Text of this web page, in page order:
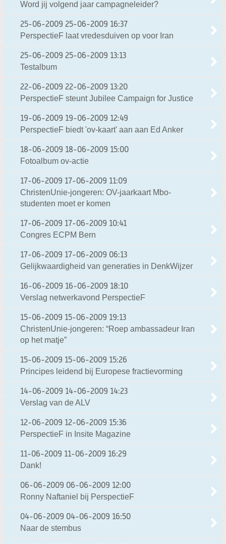
Word jij volgend jaar campagneleider?
25-06-2009 25-06-2009 16:37
PerspectieF laat vredesduiven op voor Iran
25-06-2009 25-06-2009 13:13
Testalbum
22-06-2009 22-06-2009 13:20
PerspectieF steunt Jubilee Campaign for Justice
19-06-2009 19-06-2009 12:49
PerspectieF biedt 'ov-kaart' aan aan Ed Anker
18-06-2009 18-06-2009 15:00
Fotoalbum ov-actie
17-06-2009 17-06-2009 11:09
ChristenUnie-jongeren: OV-jaarkaart Mbo-
studenten moet er komen
17-06-2009 17-06-2009 10:41
Congres ECPM Bern
17-06-2009 17-06-2009 06:13
Gelijkwaardigheid van generaties in DenkWijzer
16-06-2009 16-06-2009 18:10
Verslag netwerkavond PerspectieF
15-06-2009 15-06-2009 19:13
ChristenUnie-jongeren: “Roep ambassadeur Iran
op het matje”
15-06-2009 15-06-2009 15:26
Principes leidend bij Europese fractievorming
14-06-2009 14-06-2009 14:23
Verslag van de ALV
12-06-2009 12-06-2009 15:36
PerspectieF in Insite Magazine
11-06-2009 11-06-2009 16:29
Dank!
06-06-2009 06-06-2009 12:00
Ronny Naftaniel bij PerspectieF
04-06-2009 04-06-2009 16:50
Naar de stembus